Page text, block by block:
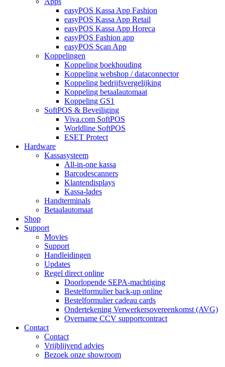
easyPOS Kassa App Fashion
easyPOS Kassa App Retail
easyPOS Kassa App Horeca
easyPOS Fashion app
easyPOS Scan App
Koppelingen
Koppeling boekhouding
Koppeling webshop / dataconnector
Koppeling bedrijfsvergelijking
Koppeling betaalautomaat
Koppeling GS1
SoftPOS & Beveiliging
Viva.com SoftPOS
Worldline SoftPOS
ESET Protect
Hardware
Kassasysteem
All-in-one kassa
Barcodescanners
Klantendisplays
Kassa-lades
Handterminals
Betaalautomaat
Shop
Support
Movies
Support
Handleidingen
Updates
Regel direct online
Doorlopende SEPA-machtiging
Bestelformulier back-up online
Bestelformulier cadeau cards
Ondertekening Verwerkersovereenkomst (AVG)
Overname CCV supportcontract
Contact
Contact
Vrijblijvend advies
Bezoek onze showroom